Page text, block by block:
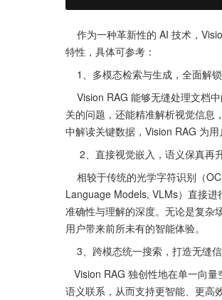
特性，具体可参考：
1、多模态检索与生成，全面解锁
关的问题，还能精准解析视觉信息
中解读关键数据，Vision RAG 为
2、直接视觉嵌入，语义保真再
Language Models, VLMs）直接
准确性与理解的深度。无论是复杂
用户带来前所未有的智能体验。
3、跨模态统一搜索，打造无缝信
语义联系，从而支持更智能、更高